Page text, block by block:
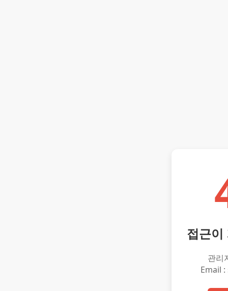
접근이
관리
Email